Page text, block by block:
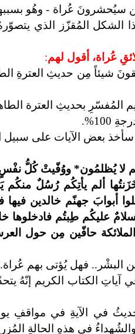
سيُحشرونَ عُراة - وهُو
الشكل المُقزّز الذي
عُراة، أقول لهم:
شيئاً مِن حديثِ العترةِ
المُفسّرِ بحديثِ العترة
بعض الآيات على سبيل
لا يُظلمُون* ووُفّيتْ كُلُّ
ألم يأتِكُم رُسُلٌ منكُم
أبوابَ جهنّم خالدين
عليكُم طِبتُم فادخلوها
الملائكة حافّين مِن حول
البشْر.. فهل يُؤتى بهم
آياتِ الكتاب الكريم إنّهُ
في الآيةِ في مواقفِ
في هذهِ الحالةِ